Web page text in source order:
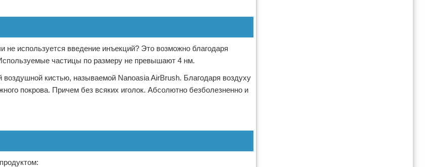
не используется введение инъекций? Это возможно благодаря
частицы по размеру не превышают 4 нм.
кистью, называемой Nanoasia AirBrush. Благодаря воздуху
покрова. Причем без всяких иголок. Абсолютно безболезненно и